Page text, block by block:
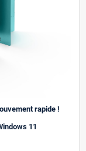
rapide !
11